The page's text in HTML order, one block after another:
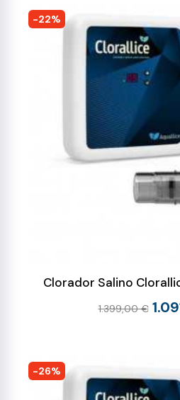
-22%
Clorador Salino
1.399,00 €
-26%